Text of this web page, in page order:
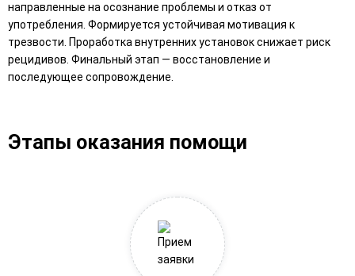
направленные на осознание проблемы и отказ от
употребления. Формируется устойчивая мотивация к
трезвости. Проработка внутренних установок снижает риск
рецидивов. Финальный этап — восстановление и
последующее сопровождение.
Этапы оказания помощи